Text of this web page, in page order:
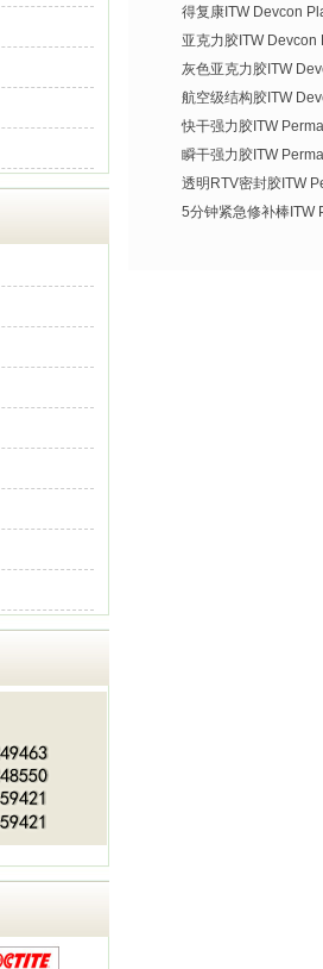
得复康ITW Devcon
亚克力胶ITW Devcon
灰色亚克力胶ITW
航空级结构胶ITW
快干强力胶ITW
瞬干强力胶ITW
透明RTV密封胶ITW
5分钟紧急修补棒ITW